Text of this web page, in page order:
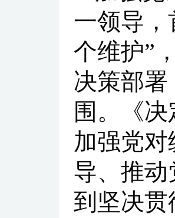
一领导，
个维护”
决策部
围。《
加强党
导、推
到坚决